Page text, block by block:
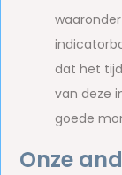
dat het
van deze
goede
Onze